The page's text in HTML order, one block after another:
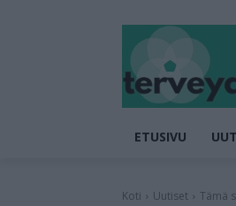
ETUSIVU
Koti Uutiset Tämä